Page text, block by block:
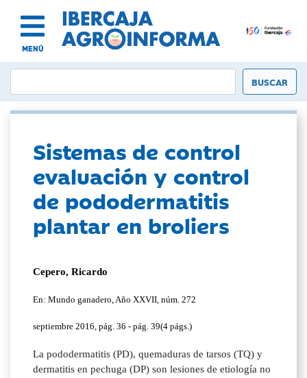
MENÚ
Sistemas de control
evaluación y control
de pododermatitis
plantar en broliers
Cepero, Ricardo
En: Mundo ganadero, Año XXVII, núm. 272
septiembre 2016, pág. 36 - pág. 39(4 págs.)
La pododermatitis (PD), quemaduras de tarsos (TQ) y
dermatitis en pechuga (DP) son lesiones de etiología no